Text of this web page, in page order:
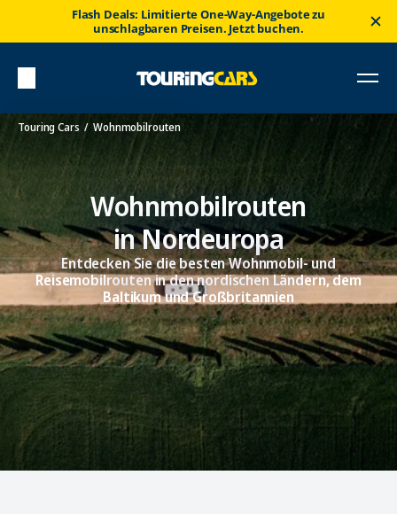
Flash Deals: Limitierte One-Way-Angebote zu
unschlagbaren Preisen. Jetzt buchen.
Touring Cars Wohnmobilrouten
Wohnmobilrouten
in Nordeuropa
Entdecken Sie die besten Wohnmobil- und
Reisemobilrouten in den nordischen Ländern, dem
Baltikum und Großbritannien